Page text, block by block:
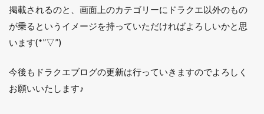
掲載されるのと、画面上のカテゴリーにドラクエ以外のもの
が乗るというイメージを持っていただければよろしいかと思
います(*”▽”)
今後もドラクエブログの更新は行っていきますのでよろしく
お願いいたします♪